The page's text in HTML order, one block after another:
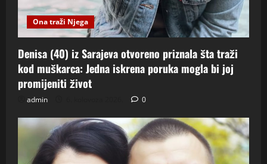
Ona traži Njega
Denisa (40) iz Sarajeva otvoreno priznala šta traži
kod muškarca: Jedna iskrena poruka mogla bi joj
promijeniti život
admin 0